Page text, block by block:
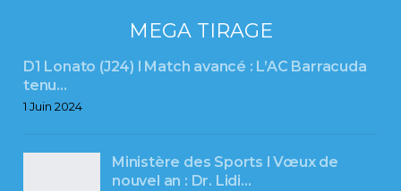
MEGA TIRAGE
D1 Lonato (J24) l Match avancé : L’AC Barracuda
tenu…
1 Juin 2024
Ministère des Sports l Vœux de
nouvel an : Dr. Lidi…